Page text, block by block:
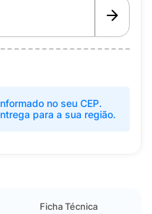
no seu CEP.
para a sua região.
Ficha Técnica